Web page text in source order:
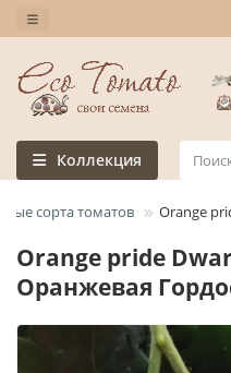
Коллекция
сорта томатов Orange
Orange pride
Оранжевая